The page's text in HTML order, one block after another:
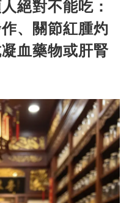
絕對不能吃：
、關節紅腫灼
血藥物或肝腎